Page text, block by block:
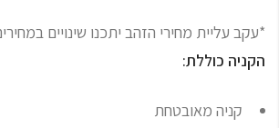
*עקב עליית מחירי הזהב יתכנו שינויים
הקניה כוללת:
קניה מאובטחת